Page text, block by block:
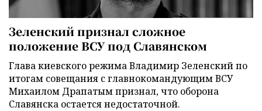
Зеленский признал сложное
положение ВСУ под Славянском
Глава киевского режима Владимир Зеленский по
итогам совещания с главнокомандующим ВСУ
Михаилом Драпатым признал, что оборона
Славянска остается недостаточной.